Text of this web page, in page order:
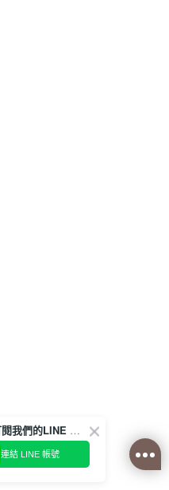
歡迎訂閱我們的LINE 官方帳號
連結 LINE 帳號